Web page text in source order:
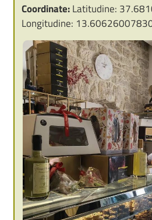
Coordinate:Latitudine:
Longitudine: